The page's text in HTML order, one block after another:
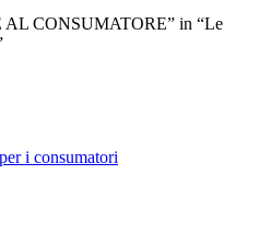
CONSUMATORE” in “Le
i consumatori